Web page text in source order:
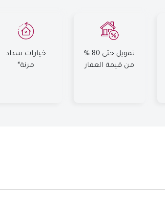
تمويل حتى 80 %
من قيمة العقار
خيارات سداد
مرنة*